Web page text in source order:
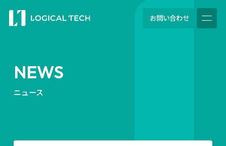
お問い合わせ
NEWS
ニュース